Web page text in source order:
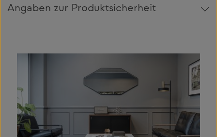
Angaben zur Produktsicherheit